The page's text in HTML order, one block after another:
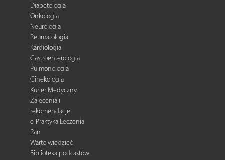
Diabetologia
Onkologia
Neurologia
Reumatologia
Kardiologia
Gastroenterologia
Pulmonologia
Ginekologia
Kurier Medyczny
Zalecenia i
rekomendacje
e-Praktyka Leczenia
Ran
Warto wiedzieć
Biblioteka podcastów